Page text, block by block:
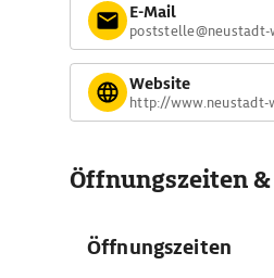
E-Mail
poststelle@neustadt-
Website
http://www.neustadt-
Öffnungszeiten
Öffnungszeiten